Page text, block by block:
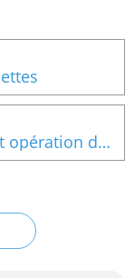
Cocos de Paimpol à la catalane et opération de solidarité avec Madagascar